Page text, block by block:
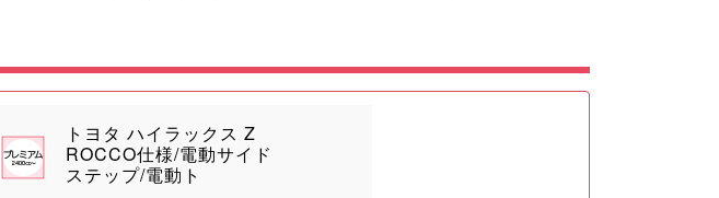
トヨタ ハイラックス Z
ROCCO仕様/電動サイド
ステップ/電動ト